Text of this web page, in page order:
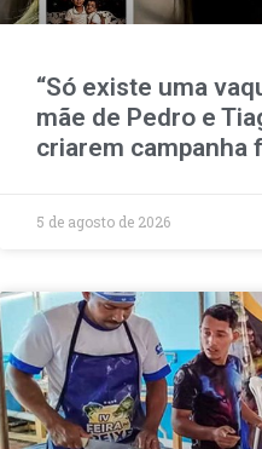
“Só existe uma
mãe de Pedro e
criarem campanha
5 de agosto de 2026